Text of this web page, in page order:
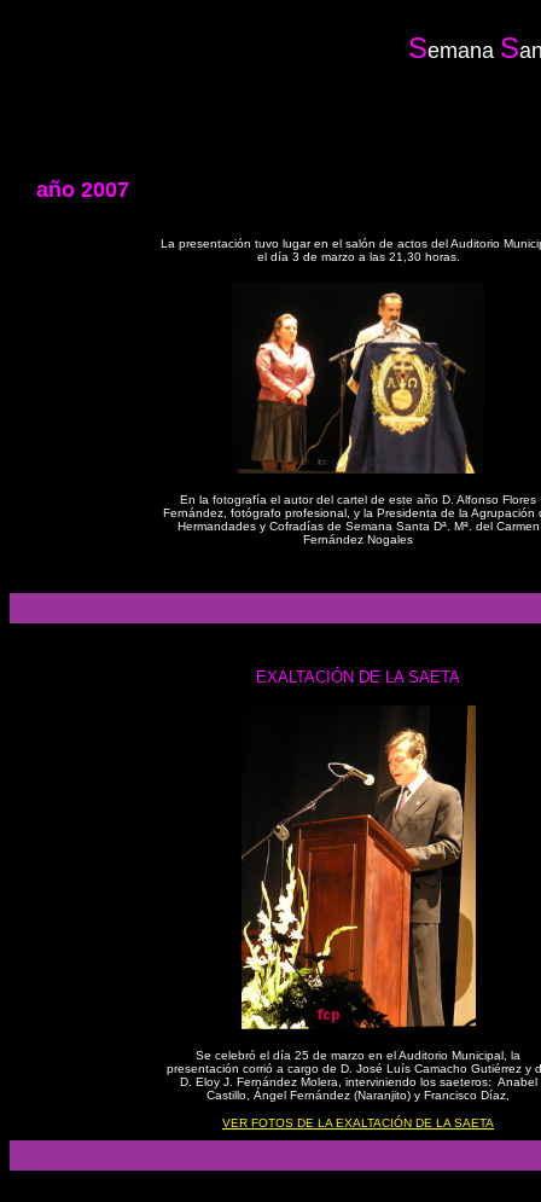
Semana S
año 2007
La presentación tuvo lugar en el salón de actos del Auditorio
el día 3 de marzo a las 21,30 horas.
En la fotografía el autor del cartel de este año D. Alfonso Flores
Fernández, fotógrafo profesional, y la Presidenta de la Agrupación
Hermandades y Cofradías de Semana Santa Dª. Mª. del Carmen
Fernández Nogales
EXALTACIÓN DE LA SAETA
Se celebró el día 25 de marzo en el Auditorio Municipal, la
presentación corrió a cargo de D. José Luís Camacho Gutiérrez y
D. Eloy J. Fernández Molera, interviniendo los saeteros: Anabel
Castillo, Ángel Fernández (Naranjito) y Francisco Díaz,
VER FOTOS DE LA EXALTACIÓN DE LA SAETA